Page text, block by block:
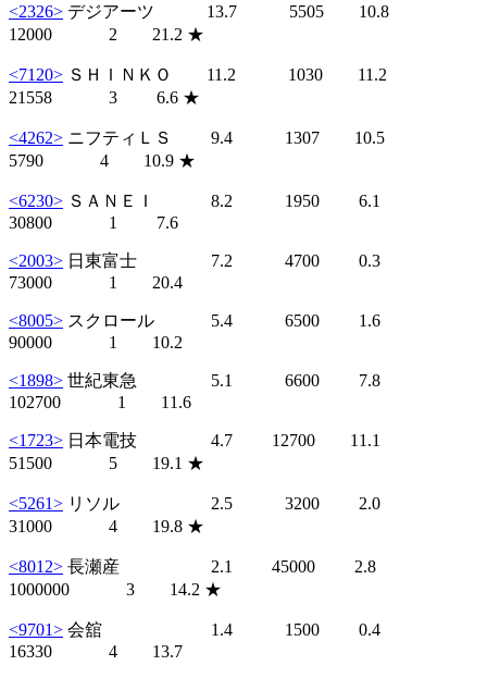
<2326> デジアーツ 13.7 5505 10.8
12000 2 21.2 ★
<7120> ＳＨＩＮＫＯ 11.2 1030 11.2
21558 3 6.6 ★
<4262> ニフティＬＳ 9.4 1307 10.5
5790 4 10.9 ★
<6230> ＳＡＮＥＩ 8.2 1950 6.1
30800 1 7.6
<2003> 日東富士 7.2 4700 0.3
73000 1 20.4
<8005> スクロール 5.4 6500 1.6
90000 1 10.2
<1898> 世紀東急 5.1 6600 7.8
102700 1 11.6
<1723> 日本電技 4.7 12700 11.1
51500 5 19.1 ★
<5261> リソル 2.5 3200 2.0
31000 4 19.8 ★
<8012> 長瀬産 2.1 45000 2.8
1000000 3 14.2 ★
<9701> 会舘 1.4 1500 0.4
16330 4 13.7